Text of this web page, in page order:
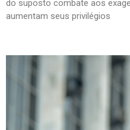
do suposto combate aos
aumentam seus privilégios